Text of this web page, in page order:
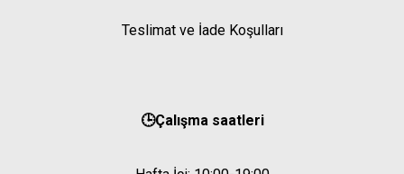
Teslimat ve İade Koşulları
🕒Çalışma saatleri